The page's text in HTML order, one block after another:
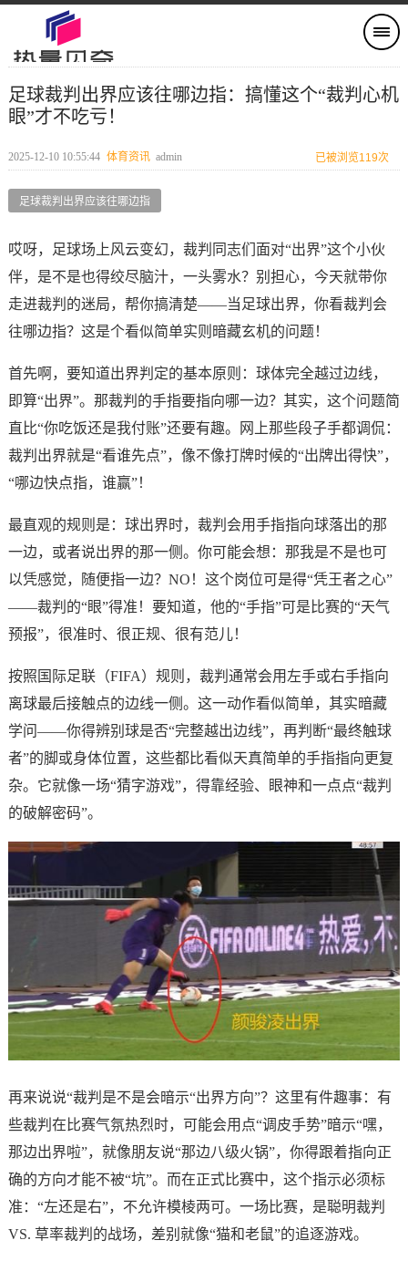
足球裁判出界应该往哪边指：搞懂这个“裁判心机
眼”才不吃亏！
2025-12-10 10:55:44 体育资讯 admin 已被浏览119次
足球裁判出界应该往哪边指
哎呀，足球场上风云变幻，裁判同志们面对“出界”这个小伙
伴，是不是也得绞尽脑汁，一头雾水？别担心，今天就带你
走进裁判的迷局，帮你搞清楚——当足球出界，你看裁判会
往哪边指？这是个看似简单实则暗藏玄机的问题！
首先啊，要知道出界判定的基本原则：球体完全越过边线，
即算“出界”。那裁判的手指要指向哪一边？其实，这个问题简
直比“你吃饭还是我付账”还要有趣。网上那些段子手都调侃：
裁判出界就是“看谁先点”，像不像打牌时候的“出牌出得快”，
“哪边快点指，谁赢”！
最直观的规则是：球出界时，裁判会用手指指向球落出的那
一边，或者说出界的那一侧。你可能会想：那我是不是也可
以凭感觉，随便指一边？NO！这个岗位可是得“凭王者之心”
——裁判的“眼”得准！要知道，他的“手指”可是比赛的“天气
预报”，很准时、很正规、很有范儿！
按照国际足联（FIFA）规则，裁判通常会用左手或右手指向
离球最后接触点的边线一侧。这一动作看似简单，其实暗藏
学问——你得辨别球是否“完整越出边线”，再判断“最终触球
者”的脚或身体位置，这些都比看似天真简单的手指指向更复
杂。它就像一场“猜字游戏”，得靠经验、眼神和一点点“裁判
的破解密码”。
再来说说“裁判是不是会暗示“出界方向”？这里有件趣事：有
些裁判在比赛气氛热烈时，可能会用点“调皮手势”暗示“嘿，
那边出界啦”，就像朋友说“那边八级火锅”，你得跟着指向正
确的方向才能不被“坑”。而在正式比赛中，这个指示必须标
准：“左还是右”，不允许模棱两可。一场比赛，是聪明裁判
VS. 草率裁判的战场，差别就像“猫和老鼠”的追逐游戏。